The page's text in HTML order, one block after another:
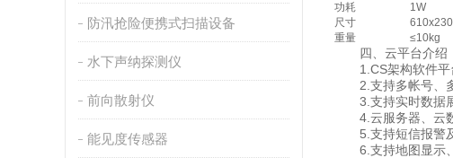
防汛抢险便携式扫描设备
水下声纳探测仪
前向散射仪
能见度传感器
功耗
1W
尺寸
重量
≤10kg
四、云平台介绍
1.CS架构软件平台
2.支持多帐号、
3.支持实时数据展
4.云服务器、云数
5.支持短信报警
6.支持地图显示、